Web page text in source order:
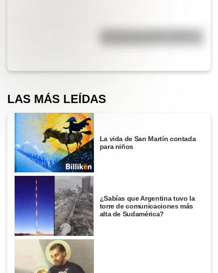
¿Por qué los espejos reflejan
nuestra imagen?
LAS MÁS LEÍDAS
La vida de San Martín contada
para niños
¿Sabías que Argentina tuvo la
torre de comunicaciones más
alta de Sudamérica?